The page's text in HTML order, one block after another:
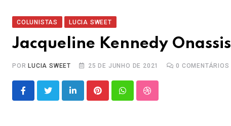
COLUNISTAS LUCIA SWEET
Jacqueline Kennedy Onassis
POR LUCIA SWEET 25 DE JUNHO DE 2021 0 COMENTÁRIOS
LinkedInPinterestWhatsappStumbleUpon